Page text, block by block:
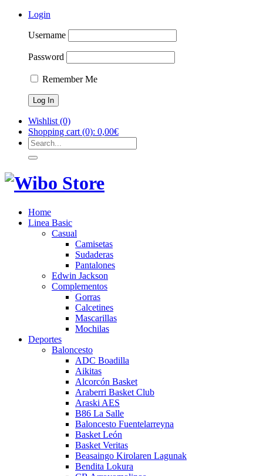
Login
Username
Password
Remember Me
Wishlist (0)
Shopping cart (0): 0,00€
Home
Linea Basic
Casual
Camisetas
Sudaderas
Pantalones
Edwin Jackson
Complementos
Gorras
Calcetines
Mascarillas
Mochilas
Deportes
Baloncesto
ADC Boadilla
Aikitas
Alcorcón Basket
Araberri Basket Club
Araski AES
B86 La Salle
Baloncesto Fuentelarreyna
Basket León
Basket Veritas
Beasaingo Kirolaren Lagunak
Bendita Lokura